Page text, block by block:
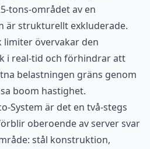
tons-området av en
är strukturellt exkluderade.
limiter övervakar den
i real-tid och förhindrar att
belastningen gräns genom
boom hastighet.
System är det en två-stegs
oberoende av server svar
stål konstruktion,